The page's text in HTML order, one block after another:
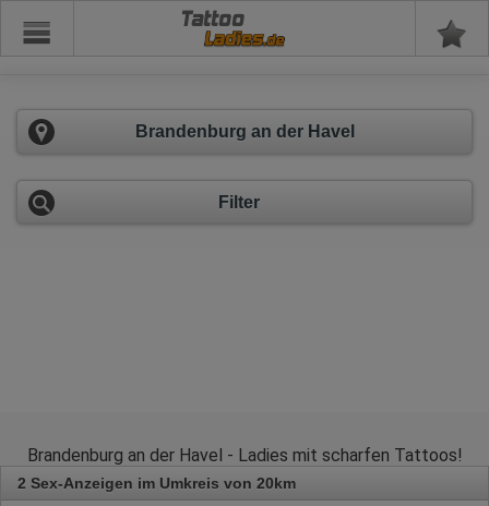
Tattoo
Brandenburg an der Havel
Filter
Brandenburg an der Havel - Ladies mit scharfen Tattoos!
2 Sex-Anzeigen im Umkreis von 20km